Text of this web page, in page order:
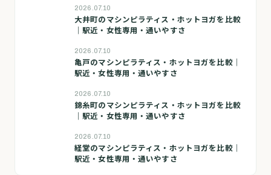
2026.07.10
大井町のマシンピラティス・ホットヨガを比較
｜駅近・女性専用・通いやすさ
2026.07.10
亀戸のマシンピラティス・ホットヨガを比較｜
駅近・女性専用・通いやすさ
2026.07.10
錦糸町のマシンピラティス・ホットヨガを比較
｜駅近・女性専用・通いやすさ
2026.07.10
経堂のマシンピラティス・ホットヨガを比較｜
駅近・女性専用・通いやすさ